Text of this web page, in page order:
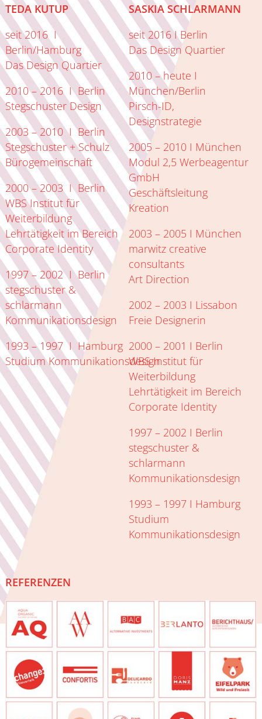
TEDA KUTUP
seit 2016 I
Berlin/Hamburg
Das Design Quartier
2010 – 2016 I Berlin
Stegschuster Design
2003 – 2010 I Berlin
Stegschuster + Schulz
Bürogemeinschaft
2000 – 2003 I Berlin
WBS Institut für
Weiterbildung
Lehrtätigkeit im Bereich
Corporate Identity
1997 – 2002 I Berlin
stegschuster &
schlarmann
Kommunikationsdesign
1993 – 1997 I Hamburg
Studium Kommunikationsdesign
SASKIA SCHLARMANN
seit 2016 I Berlin
Das Design Quartier
2010 – heute I
München/Berlin
Pirsch-ID,
Designstrategie
2005 – 2010 I München
Modul 2,5 Werbeagentur
GmbH
Geschäftsleitung
Kreation
2003 – 2005 I München
marwitz creative
consultants
Art Direction
2002 – 2003 I Lissabon
Freie Designerin
2000 – 2001 I Berlin
WBS Institut für
Weiterbildung
Lehrtätigkeit im Bereich
Corporate Identity
1997 – 2002 I Berlin
stegschuster &
schlarmann
Kommunikationsdesign
1993 – 1997 I Hamburg
Studium
Kommunikationsdesign
REFERENZEN